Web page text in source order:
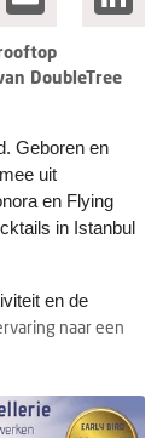
DoubleTree
Geboren en
uit
en Flying
in Istanbul
en de
naar een